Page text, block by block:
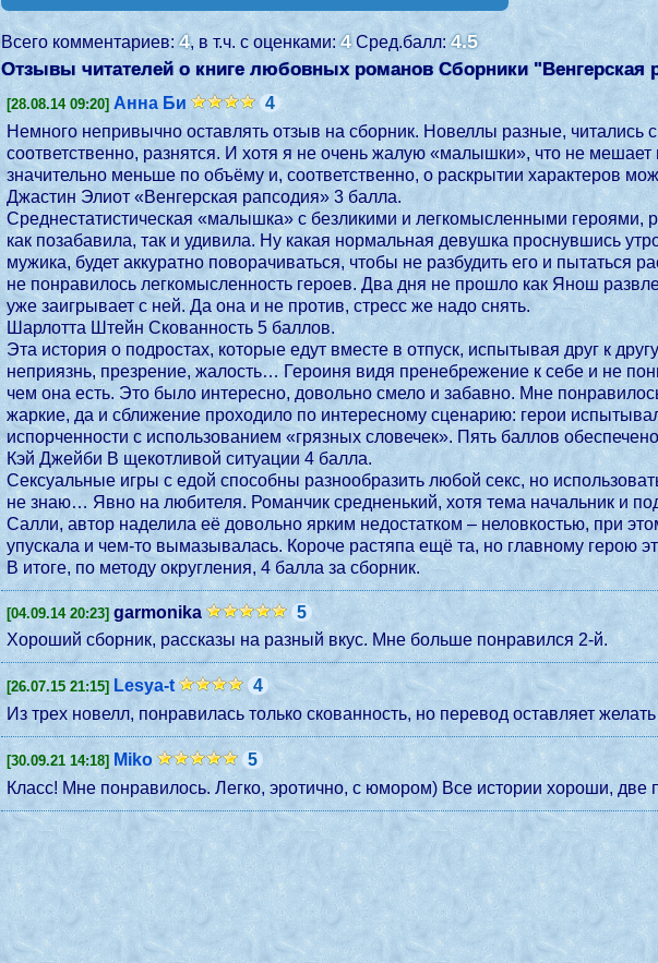
Всего комментариев:4, в т.ч. с оценками:4Сред.балл:4.5
Отзывы читателей о книге любовных романов Сборники "Венгерская
[28.08.14 09:20] Анна Би
4
Немного непривычно оставлять отзыв на сборник. Новеллы разные, читались
соответственно, разнятся. И хотя я не очень жалую «малышки», что не
значительно меньше по объёму и, соответственно, о раскрытии характеров
Джастин Элиот «Венгерская рапсодия» 3 балла.
Среднестатистическая «малышка» с безликими и легкомысленными героями,
как позабавила, так и удивила. Ну какая нормальная девушка проснувшись
мужика, будет аккуратно поворачиваться, чтобы не разбудить его и пытаться рассмотреть его лицо и тело? Но больше всего мне
не понравилось легкомысленность героев. Два дня не прошло как Янош
уже заигрывает с ней. Да она и не против, стресс же надо снять.
Шарлотта Штейн Скованность 5 баллов.
Эта история о подростах, которые едут вместе в отпуск, испытывая друг к
неприязнь, презрение, жалость… Героиня видя пренебрежение к себе и не понимая причину
чем она есть. Это было интересно, довольно смело и забавно. Мне
жаркие, да и сближение проходило по интересному сценарию: герои
испорченности с использованием «грязных словечек». Пять баллов
Кэй Джейби В щекотливой ситуации 4 балла.
Сексуальные игры с едой способны разнообразить любой секс, но
не знаю… Явно на любителя. Романчик средненький, хотя тема начальник и подчиненный одна из моих любимых. Раздражала
Салли, автор наделила её довольно ярким недостатком – неловкостью, при
упускала и чем-то вымазывалась. Короче растяпа ещё та, но главному герою
В итоге, по методу округления, 4 балла за сборник.
[04.09.14 20:23] garmonika
5
Хороший сборник, рассказы на разный вкус. Мне больше понравился 2-й.
[26.07.15 21:15] Lesya-t
4
Из трех новелл, понравилась только скованность, но перевод оставляет
[30.09.21 14:18] Miko
5
Класс! Мне понравилось. Легко, эротично, с юмором) Все истории хороши, две